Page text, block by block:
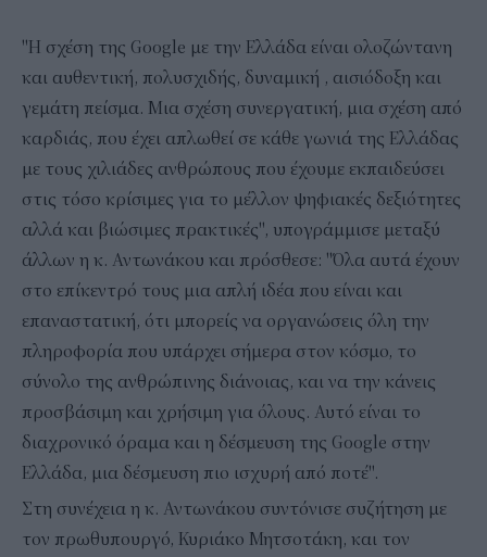
"Η σχέση της Google με την Ελλάδα είναι ολοζώντανη
και αυθεντική, πολυσχιδής, δυναμική , αισιόδοξη και
γεμάτη πείσμα. Μια σχέση συνεργατική, μια σχέση από
καρδιάς, που έχει απλωθεί σε κάθε γωνιά της Ελλάδας
με τους χιλιάδες ανθρώπους που έχουμε εκπαιδεύσει
στις τόσο κρίσιμες για το μέλλον ψηφιακές δεξιότητες
αλλά και βιώσιμες πρακτικές", υπογράμμισε μεταξύ
άλλων η κ. Αντωνάκου και πρόσθεσε: "Όλα αυτά έχουν
στο επίκεντρό τους μια απλή ιδέα που είναι και
επαναστατική, ότι μπορείς να οργανώσεις όλη την
πληροφορία που υπάρχει σήμερα στον κόσμο, το
σύνολο της ανθρώπινης διάνοιας, και να την κάνεις
προσβάσιμη και χρήσιμη για όλους. Αυτό είναι το
διαχρονικό όραμα και η δέσμευση της Google στην
Ελλάδα, μια δέσμευση πιο ισχυρή από ποτέ".
Στη συνέχεια η κ. Αντωνάκου συντόνισε συζήτηση με
τον πρωθυπουργό, Κυριάκο Μητσοτάκη, και τον